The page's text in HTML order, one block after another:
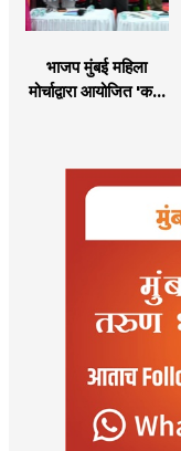
भाजप मुंबई महिला
मोर्चाद्वारा आयोजित 'कमी